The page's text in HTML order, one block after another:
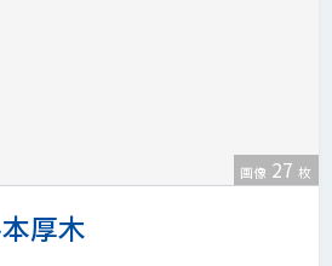
厚木
画像 27 枚